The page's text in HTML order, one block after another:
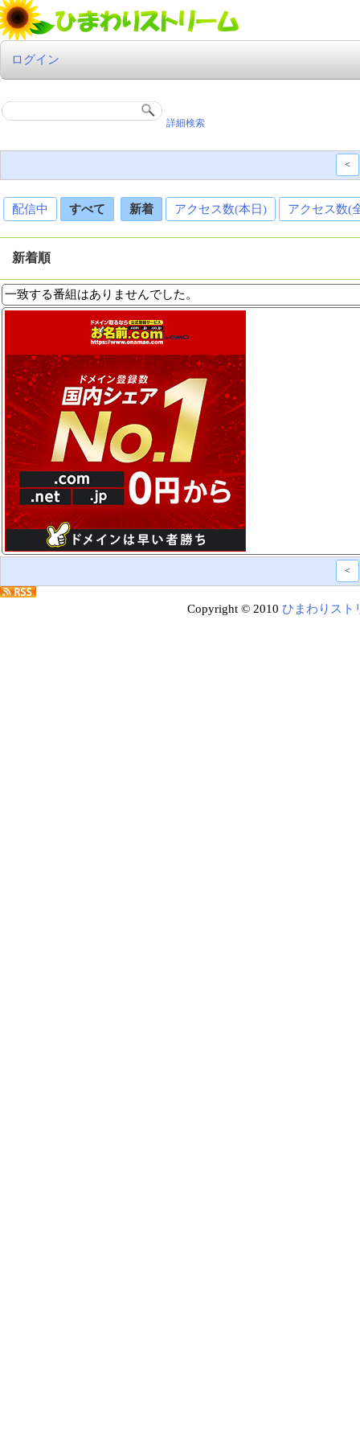
ログイン
詳細検索
<
配信中 すべて 新着 アクセス数(本日) アクセス数(
新着順
一致する番組はありませんでした。
<
Copyright © 2010 ひまわりスト